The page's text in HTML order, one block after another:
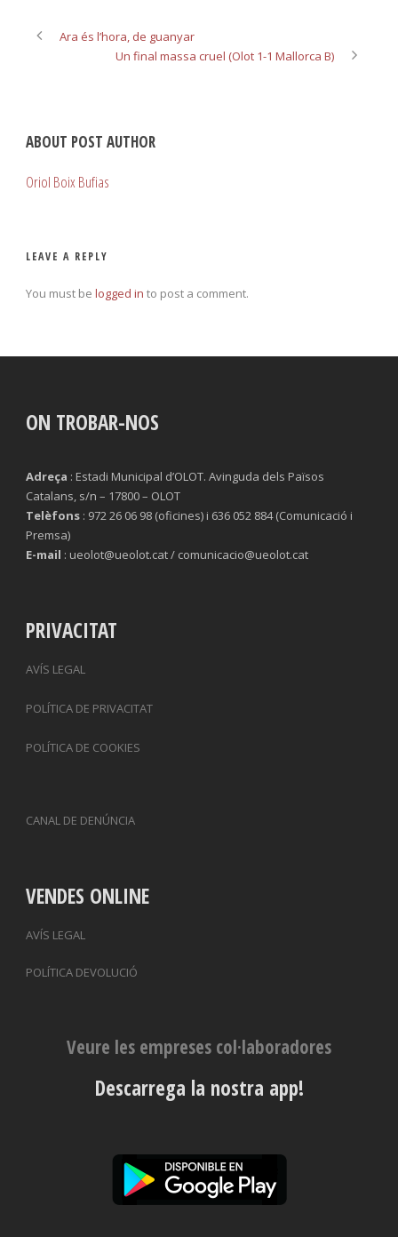
Ara és l’hora, de guanyar
Un final massa cruel (Olot 1-1 Mallorca B)
ABOUT POST AUTHOR
Oriol Boix Bufias
LEAVE A REPLY
You must be logged in to post a comment.
ON TROBAR-NOS
Adreça : Estadi Municipal d’OLOT. Avinguda dels Països
Catalans, s/n – 17800 – OLOT
Telèfons : 972 26 06 98 (oficines) i 636 052 884 (Comunicació i
Premsa)
E-mail : ueolot@ueolot.cat / comunicacio@ueolot.cat
PRIVACITAT
AVÍS LEGAL
POLÍTICA DE PRIVACITAT
POLÍTICA DE COOKIES
CANAL DE DENÚNCIA
VENDES ONLINE
AVÍS LEGAL
POLÍTICA DEVOLUCIÓ
Veure les empreses col·laboradores
Descarrega la nostra app!